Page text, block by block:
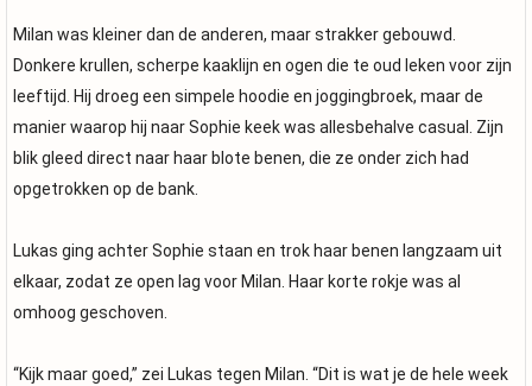
Milan was kleiner dan de anderen, maar strakker gebouwd.
Donkere krullen, scherpe kaaklijn en ogen die te oud leken voor zijn
leeftijd. Hij droeg een simpele hoodie en joggingbroek, maar de
manier waarop hij naar Sophie keek was allesbehalve casual. Zijn
blik gleed direct naar haar blote benen, die ze onder zich had
opgetrokken op de bank.
Lukas ging achter Sophie staan en trok haar benen langzaam uit
elkaar, zodat ze open lag voor Milan. Haar korte rokje was al
omhoog geschoven.
“Kijk maar goed,” zei Lukas tegen Milan. “Dit is wat je de hele week